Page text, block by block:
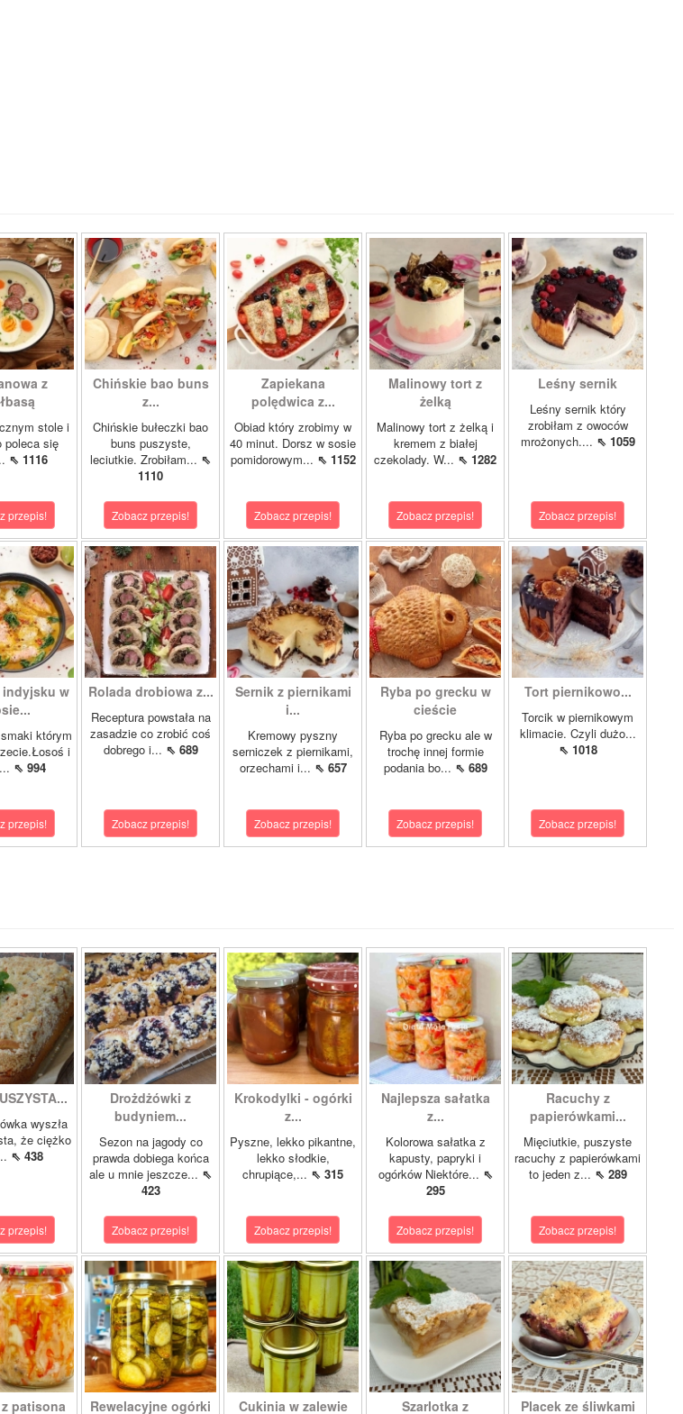
z
stole i
poleca się
⇖ 1116
przepis!
Chińskie bao buns
z...
Chińskie bułeczki bao
buns puszyste,
leciutkie. Zrobiłam... ⇖
1110
Zobacz przepis!
Zapiekana
polędwica z...
Obiad który zrobimy w
40 minut. Dorsz w sosie
pomidorowym... ⇖ 1152
Zobacz przepis!
Malinowy tort z
żelką
Malinowy tort z żelką i
kremem z białej
czekolady. W... ⇖ 1282
Zobacz przepis!
Leśny sernik
Leśny sernik który
zrobiłam z owoców
mrożonych.... ⇖ 1059
Zobacz przepis!
indyjsku w
którym
i
⇖ 994
przepis!
Rolada drobiowa z...
Receptura powstała na
zasadzie co zrobić coś
dobrego i... ⇖ 689
Zobacz przepis!
Sernik z piernikami
i...
Kremowy pyszny
serniczek z piernikami,
orzechami i... ⇖ 657
Zobacz przepis!
Ryba po grecku w
cieście
Ryba po grecku ale w
trochę innej formie
podania bo... ⇖ 689
Zobacz przepis!
Tort piernikowo...
Torcik w piernikowym
klimacie. Czyli dużo...
⇖ 1018
Zobacz przepis!
wyszła
że ciężko
⇖ 438
przepis!
Drożdżówki z
budyniem...
Sezon na jagody co
prawda dobiega końca
ale u mnie jeszcze... ⇖
423
Zobacz przepis!
Krokodylki - ogórki
z...
Pyszne, lekko pikantne,
lekko słodkie,
chrupiące,... ⇖ 315
Zobacz przepis!
Najlepsza sałatka
z...
Kolorowa sałatka z
kapusty, papryki i
ogórków Niektóre... ⇖
295
Zobacz przepis!
Racuchy z
papierówkami...
Mięciutkie, puszyste
racuchy z papierówkami
to jeden z... ⇖ 289
Zobacz przepis!
z patisona Rewelacyjne ogórki Cukinia w zalewie Szarlotka z Placek ze śliwkami